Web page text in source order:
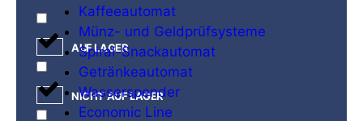
Kaffeeautomat
Münz- und Geldprüfsysteme
Spiral-Snackautomat
Getränkeautomat
Wasserspender
Economic Line
AUF LAGER
NICHT AUF LAGER